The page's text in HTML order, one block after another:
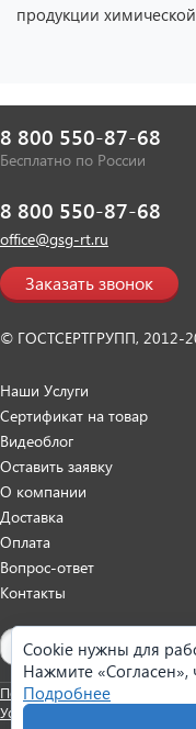
продукции
8 800 550-87-68
Бесплатно по России
8 800 550-87-68
office@gsg-rt.ru
Заказать звонок
© ГОСТСЕРТГРУПП, 2012-
Наши Услуги
Сертификат на товар
Видеоблог
Оставить заявку
О компании
Доставка
Оплата
Вопрос-ответ
Контакты
Политика персональных
Условия оказания услуг
Cookie нужны для
Нажмите
Подробнее